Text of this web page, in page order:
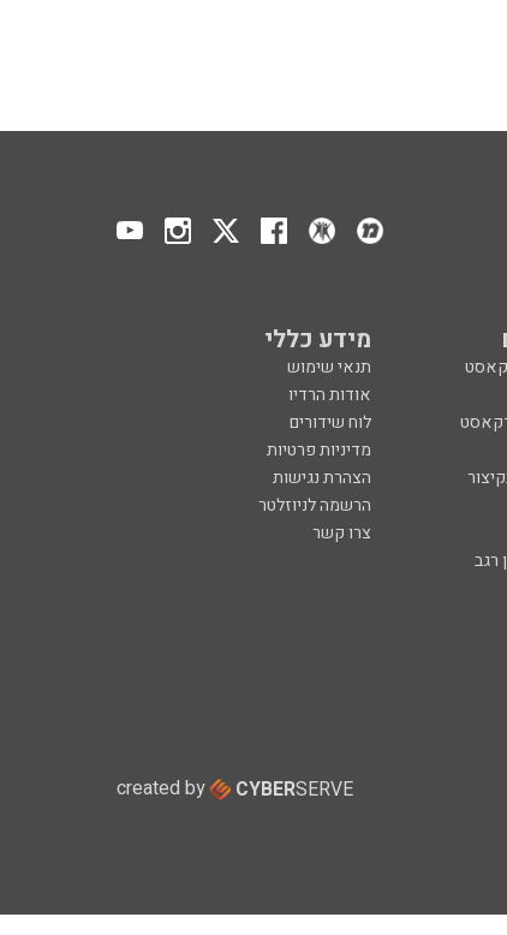
מידע כללי
תנאי שימוש
אודות הרדיו
לוח שידורים
מדיניות פרטיות
הצהרת נגישות
הרשמה לניוזלטר
צרו קשר
רגב
created by CYBERSERVE